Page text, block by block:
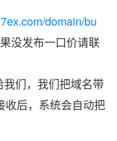
domain/bu
果没发布一口价请联
们，我们把域名带
收后，系统会自动把